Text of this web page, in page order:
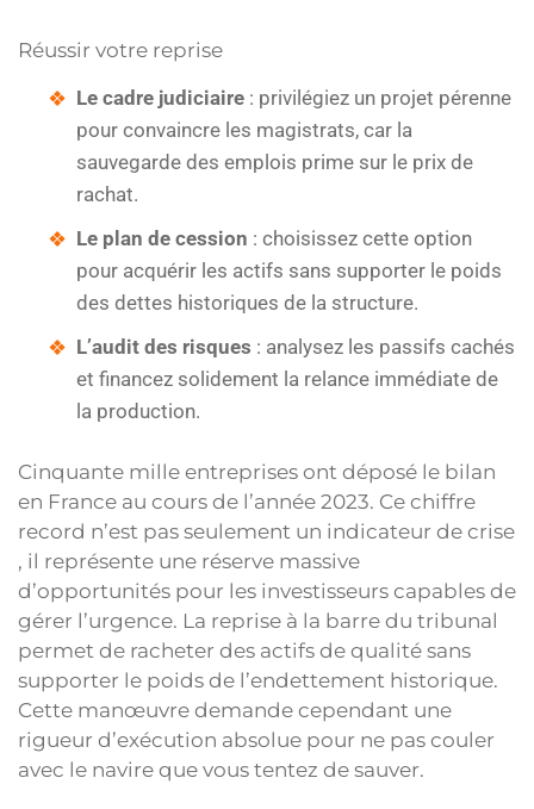
Réussir votre reprise
Le cadre judiciaire : privilégiez un projet pérenne
pour convaincre les magistrats, car la
sauvegarde des emplois prime sur le prix de
rachat.
Le plan de cession : choisissez cette option
pour acquérir les actifs sans supporter le poids
des dettes historiques de la structure.
L’audit des risques : analysez les passifs cachés
et financez solidement la relance immédiate de
la production.
Cinquante mille entreprises ont déposé le bilan
en France au cours de l’année 2023. Ce chiffre
record n’est pas seulement un indicateur de crise
, il représente une réserve massive
d’opportunités pour les investisseurs capables de
gérer l’urgence. La reprise à la barre du tribunal
permet de racheter des actifs de qualité sans
supporter le poids de l’endettement historique.
Cette manœuvre demande cependant une
rigueur d’exécution absolue pour ne pas couler
avec le navire que vous tentez de sauver.